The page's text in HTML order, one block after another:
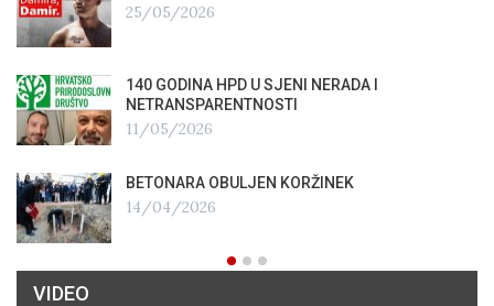
25/05/2026
140 GODINA HPD U SJENI NERADA I
NETRANSPARENTNOSTI
11/05/2026
BETONARA OBULJEN KORŽINEK
14/04/2026
VIDEO